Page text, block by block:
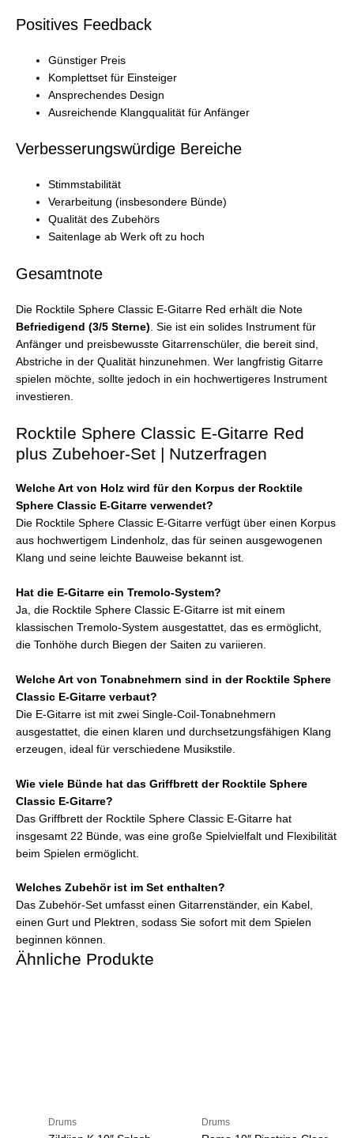
Positives Feedback
Günstiger Preis
Komplettset für Einsteiger
Ansprechendes Design
Ausreichende Klangqualität für Anfänger
Verbesserungswürdige Bereiche
Stimmstabilität
Verarbeitung (insbesondere Bünde)
Qualität des Zubehörs
Saitenlage ab Werk oft zu hoch
Gesamtnote
Die Rocktile Sphere Classic E-Gitarre Red erhält die Note
Befriedigend (3/5 Sterne). Sie ist ein solides Instrument für
Anfänger und preisbewusste Gitarrenschüler, die bereit sind,
Abstriche in der Qualität hinzunehmen. Wer langfristig Gitarre
spielen möchte, sollte jedoch in ein hochwertigeres Instrument
investieren.
Rocktile Sphere Classic E-Gitarre Red
plus Zubehoer-Set | Nutzerfragen
Welche Art von Holz wird für den Korpus der Rocktile
Sphere Classic E-Gitarre verwendet?
Die Rocktile Sphere Classic E-Gitarre verfügt über einen Korpus
aus hochwertigem Lindenholz, das für seinen ausgewogenen
Klang und seine leichte Bauweise bekannt ist.
Hat die E-Gitarre ein Tremolo-System?
Ja, die Rocktile Sphere Classic E-Gitarre ist mit einem
klassischen Tremolo-System ausgestattet, das es ermöglicht,
die Tonhöhe durch Biegen der Saiten zu variieren.
Welche Art von Tonabnehmern sind in der Rocktile Sphere
Classic E-Gitarre verbaut?
Die E-Gitarre ist mit zwei Single-Coil-Tonabnehmern
ausgestattet, die einen klaren und durchsetzungsfähigen Klang
erzeugen, ideal für verschiedene Musikstile.
Wie viele Bünde hat das Griffbrett der Rocktile Sphere
Classic E-Gitarre?
Das Griffbrett der Rocktile Sphere Classic E-Gitarre hat
insgesamt 22 Bünde, was eine große Spielvielfalt und Flexibilität
beim Spielen ermöglicht.
Welches Zubehör ist im Set enthalten?
Das Zubehör-Set umfasst einen Gitarrenständer, ein Kabel,
einen Gurt und Plektren, sodass Sie sofort mit dem Spielen
beginnen können.
Ähnliche Produkte
Drums Drums